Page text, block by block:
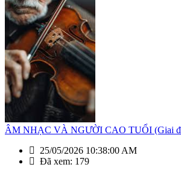
ÂM NHẠC VÀ NGƯỜI CAO TUỔI (Giai
25/05/2026 10:38:00 AM
Đã xem: 179